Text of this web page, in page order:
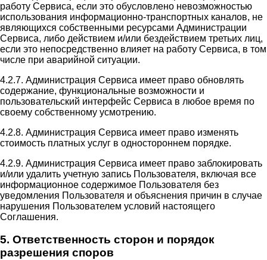
работу Сервиса, если это обусловлено невозможностью
использования информационно-транспортных каналов, не
являющихся собственными ресурсами Администрации
Сервиса, либо действием и/или бездействием третьих лиц,
если это непосредственно влияет на работу Сервиса, в том
числе при аварийной ситуации.
4.2.7. Администрация Сервиса имеет право обновлять
содержание, функциональные возможности и
пользовательский интерфейс Сервиса в любое время по
своему собственному усмотрению.
4.2.8. Администрация Сервиса имеет право изменять
стоимость платных услуг в одностороннем порядке.
4.2.9. Администрация Сервиса имеет право заблокировать
и/или удалить учетную запись Пользователя, включая все
информационное содержимое Пользователя без
уведомления Пользователя и объяснения причин в случае
нарушения Пользователем условий настоящего
Соглашения.
5. Ответственность сторон и порядок
разрешения споров